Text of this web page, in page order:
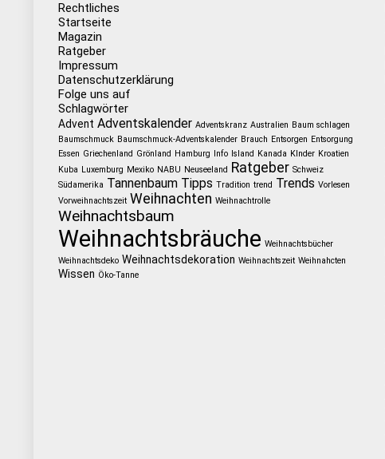
Rechtliches
Startseite
Magazin
Ratgeber
Impressum
Datenschutzerklärung
Folge uns auf
Schlagwörter
Advent Adventskalender Adventskranz Australien Baum schlagen
Baumschmuck Baumschmuck-Adventskalender Brauch Entsorgen Entsorgung
Essen Griechenland Grönland Hamburg Info Island Kanada KInder Kroatien
Kuba Luxemburg Mexiko NABU Neuseeland Ratgeber Schweiz
Südamerika Tannenbaum Tipps Tradition trend Trends Vorlesen
Vorweihnachtszeit Weihnachten Weihnachtrolle
Weihnachtsbaum
Weihnachtsbräuche Weihnachtsbücher
Weihnachtsdeko Weihnachtsdekoration Weihnachtszeit Weihnahcten
Wissen Öko-Tanne